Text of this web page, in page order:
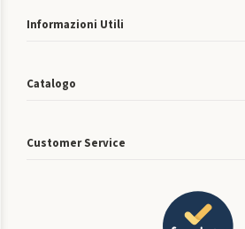
Informazioni Utili
Catalogo
Customer Service